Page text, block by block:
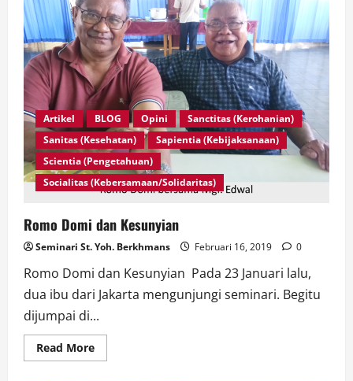
Artikel BLOG Opini
Sanctitas (Kerohanian)
Sanitas (Kesehatan)
Sapientia (Kebijaksanaan)
Scientia (Pengetahuan)
Socialitas (Kebersamaan/Solidaritas)
Romo Domi dan Kesunyian
Seminari St. Yoh. Berkhmans Februari 16, 2019 0
Romo Domi dan Kesunyian Pada 23 Januari lalu,
dua ibu dari Jakarta mengunjungi seminari. Begitu
dijumpai di...
Read MoreRead
more